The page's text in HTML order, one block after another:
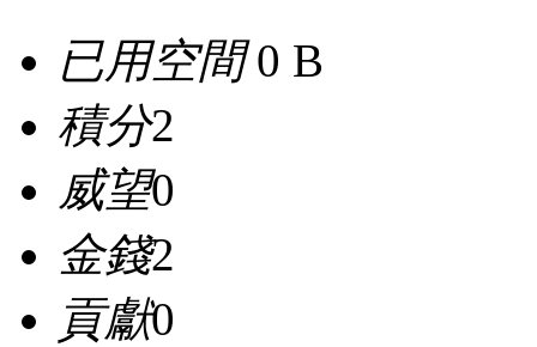
已用空間0 B
積分2
威望0
金錢2
貢獻0